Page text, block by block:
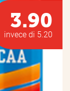
3.90
invece di 5.20